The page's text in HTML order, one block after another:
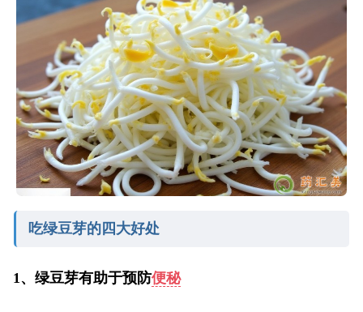
吃绿豆芽的四大好处
1、绿豆芽有助于预防便秘